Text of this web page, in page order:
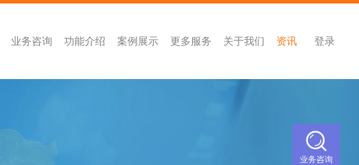
业务咨询 功能介绍 案例展示 更多服务 关于我们 资讯 登录
业务咨询